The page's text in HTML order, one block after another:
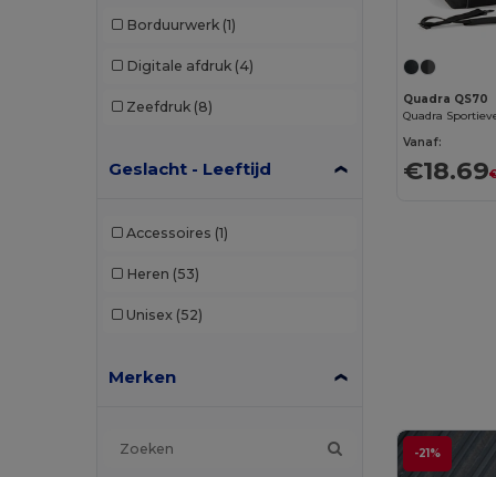
Borduurwerk (1)
Digitale afdruk (4)
Zeefdruk (8)
Geslacht - Leeftijd
Accessoires (1)
Heren (53)
Unisex (52)
Merken
Quadra QS70
Vanaf:
€18.69
-21%